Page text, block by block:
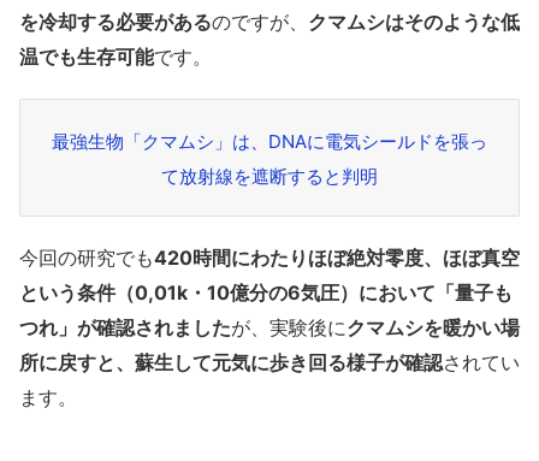
を冷却する必要があるのですが、 クマムシはそのような低
温でも生存可能です。
最強生物「クマムシ」は、DNAに電気シールドを張っ
て放射線を遮断すると判明
今回の研究でも420時間にわたりほぼ絶対零度、ほぼ真空
という条件（0,01k・10億分の6気圧）において「量子も
つれ」が確認されましたが、実験後にクマムシを暖かい場
所に戻すと、蘇生して元気に歩き回る様子が確認されてい
ます。